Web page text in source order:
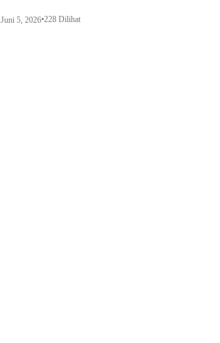
Juni 5, 2026•228 Dilihat